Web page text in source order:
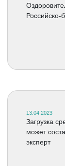
Российско-
13.04.2023
Загрузка
может
эксперт